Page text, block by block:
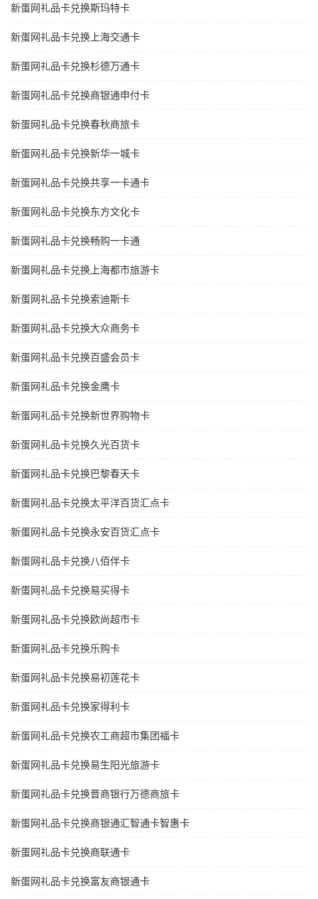
新蛋网礼品卡兑换斯玛特卡
新蛋网礼品卡兑换上海交通卡
新蛋网礼品卡兑换杉德万通卡
新蛋网礼品卡兑换商银通申付卡
新蛋网礼品卡兑换春秋商旅卡
新蛋网礼品卡兑换新华一城卡
新蛋网礼品卡兑换共享一卡通卡
新蛋网礼品卡兑换东方文化卡
新蛋网礼品卡兑换畅购一卡通
新蛋网礼品卡兑换上海都市旅游卡
新蛋网礼品卡兑换索迪斯卡
新蛋网礼品卡兑换大众商务卡
新蛋网礼品卡兑换百盛会员卡
新蛋网礼品卡兑换金鹰卡
新蛋网礼品卡兑换新世界购物卡
新蛋网礼品卡兑换久光百货卡
新蛋网礼品卡兑换巴黎春天卡
新蛋网礼品卡兑换太平洋百货汇点卡
新蛋网礼品卡兑换永安百货汇点卡
新蛋网礼品卡兑换八佰伴卡
新蛋网礼品卡兑换易买得卡
新蛋网礼品卡兑换欧尚超市卡
新蛋网礼品卡兑换乐购卡
新蛋网礼品卡兑换易初莲花卡
新蛋网礼品卡兑换家得利卡
新蛋网礼品卡兑换农工商超市集团福卡
新蛋网礼品卡兑换易生阳光旅游卡
新蛋网礼品卡兑换晋商银行万德商旅卡
新蛋网礼品卡兑换商银通汇智通卡智惠卡
新蛋网礼品卡兑换商联通卡
新蛋网礼品卡兑换富友商银通卡